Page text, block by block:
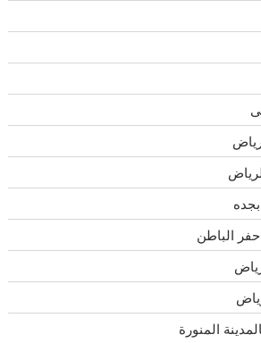
الباطن
المنورة